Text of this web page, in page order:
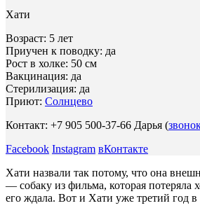
Хати
Возраст: 5 лет
Приучен к поводку: да
Рост в холке: 50 см
Вакцинация: да
Стерилизация: да
Приют: Солнцево
Контакт: +7 905 500-37-66 Дарья (
Facebook Instagram вКонтакте
Хати назвали так потому, что она
— собаку из фильма, которая потеряла
его ждала. Вот и Хати уже третий год